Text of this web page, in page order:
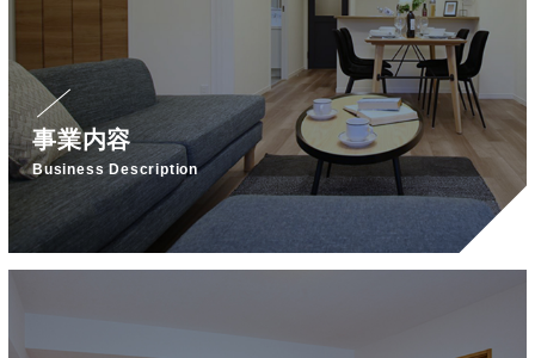
事業内容
Business Description